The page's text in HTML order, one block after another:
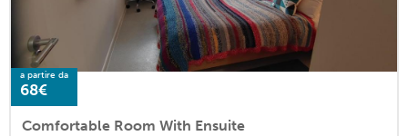
a partire da
68€
Comfortable Room With Ensuite